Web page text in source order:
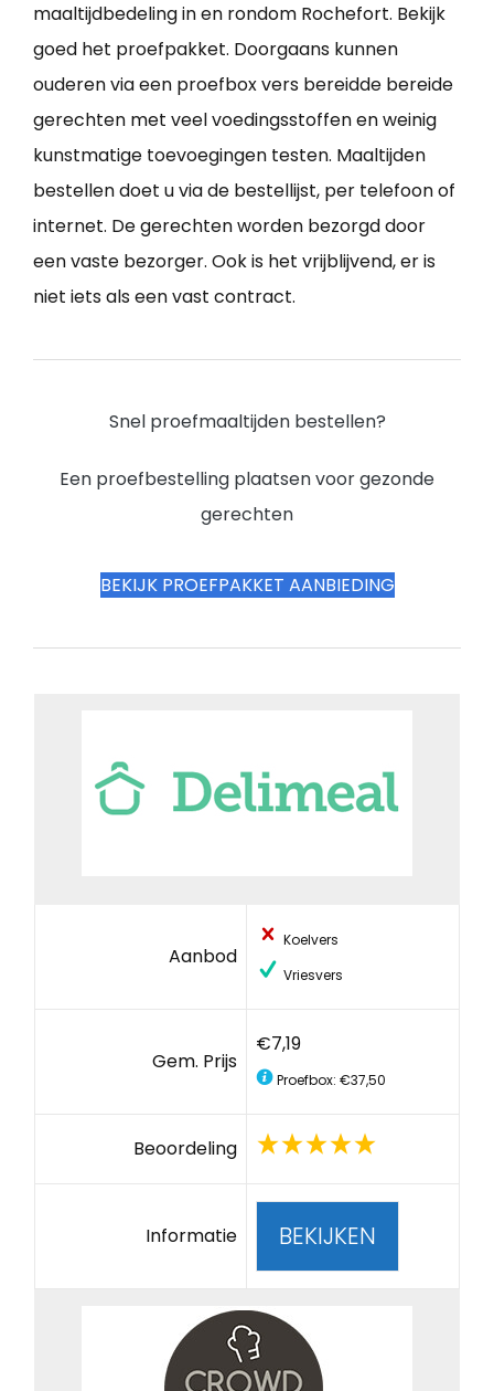
maaltijdbedeling in en rondom Rochefort. Bekijk
goed het proefpakket. Doorgaans kunnen
ouderen via een proefbox vers bereidde bereide
gerechten met veel voedingsstoffen en weinig
kunstmatige toevoegingen testen. Maaltijden
bestellen doet u via de bestellijst, per telefoon of
internet. De gerechten worden bezorgd door
een vaste bezorger. Ook is het vrijblijvend, er is
niet iets als een vast contract.
Snel proefmaaltijden bestellen?
Een proefbestelling plaatsen voor gezonde
gerechten
BEKIJK PROEFPAKKET AANBIEDING
Aanbod
Koelvers
Vriesvers
Gem. Prijs
€7,19
Proefbox: €37,50
Beoordeling
Informatie BEKIJKEN